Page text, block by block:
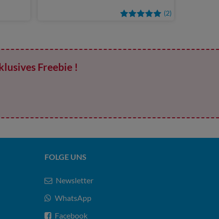
(2)
Freebie !
FOLGE UNS
Newsletter
WhatsApp
Facebook